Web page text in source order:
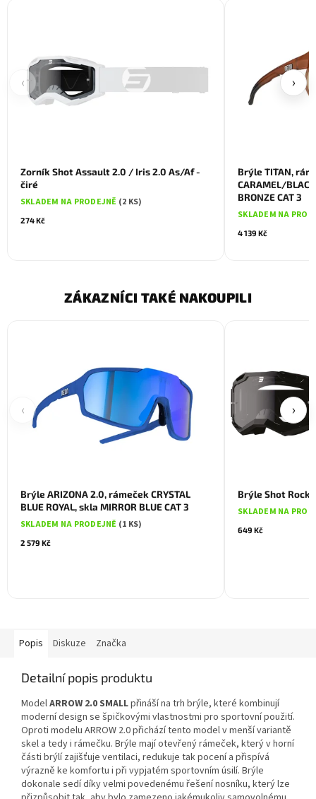
‹
Zorník Shot Assault 2.0 / Iris 2.0 As/Af -
čiré
SKLADEM NA PRODEJNĚ (2 KS)
274 Kč
Brýle TITAN,
CARAMEL/
BRONZE CAT 3
SKLADEM NA
4 139 Kč
›
ZÁKAZNÍCI TAKÉ NAKOUPILI
‹
Brýle ARIZONA 2.0, rámeček CRYSTAL
BLUE ROYAL, skla MIRROR BLUE CAT 3
SKLADEM NA PRODEJNĚ (1 KS)
2 579 Kč
Brýle Shot
SKLADEM NA
649 Kč
›
Popis Diskuze Značka
Detailní popis produktu
ModelARROW 2.0 SMALLpřináší na trh brýle, které kombinují
moderní design se špičkovými vlastnostmi pro sportovní použití.
Oproti modelu ARROW 2.0 přichází tento model v menší variantě
skel a tedy i rámečku. Brýle mají otevřený rámeček, který v horní
části brýlí zajišťuje ventilaci, redukuje tak pocení a přispívá
výrazně ke komfortu i při vypjatém sportovním úsilí. Brýle
dokonale sedí díky velmi povedenému řešení nosníku, který lze